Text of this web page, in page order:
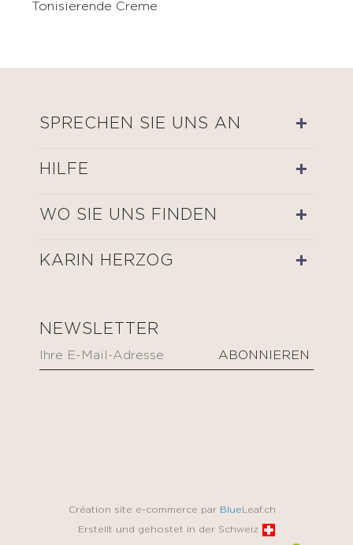
Tonisierende Creme
SPRECHEN SIE UNS AN
HILFE
WO SIE UNS FINDEN
KARIN HERZOG
NEWSLETTER
Création site e-commerce par Blue Leaf.ch
Erstellt und gehostet in der Schweiz